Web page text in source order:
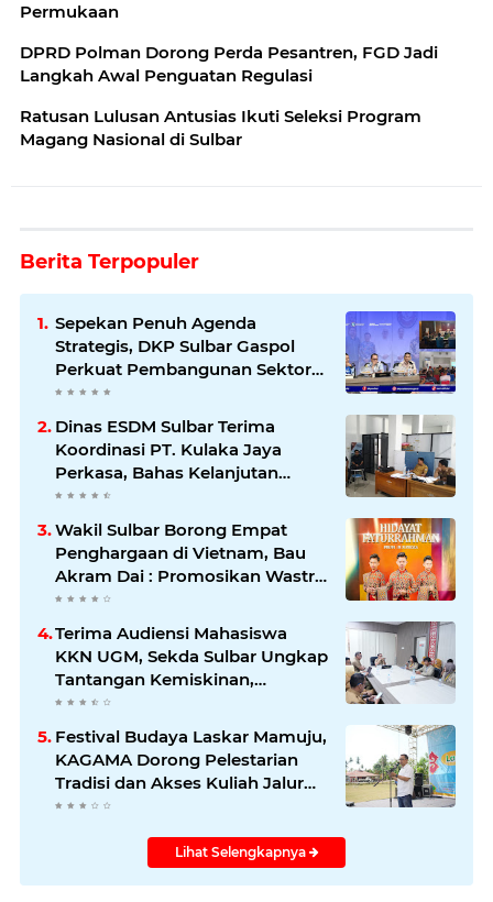
Permukaan
DPRD Polman Dorong Perda Pesantren, FGD Jadi
Langkah Awal Penguatan Regulasi
Ratusan Lulusan Antusias Ikuti Seleksi Program
Magang Nasional di Sulbar
Berita Terpopuler
Sepekan Penuh Agenda
Strategis, DKP Sulbar Gaspol
Perkuat Pembangunan Sektor
Kelautan dan Perikanan
Dinas ESDM Sulbar Terima
Koordinasi PT. Kulaka Jaya
Perkasa, Bahas Kelanjutan
Pengelolaan IUP
Wakil Sulbar Borong Empat
Penghargaan di Vietnam, Bau
Akram Dai : Promosikan Wastra
dan Budaya Sulawesi Barat ke
Panggung Dunia
Terima Audiensi Mahasiswa
KKN UGM, Sekda Sulbar Ungkap
Tantangan Kemiskinan,
Stunting, dan Pendidikan
Festival Budaya Laskar Mamuju,
KAGAMA Dorong Pelestarian
Tradisi dan Akses Kuliah Jalur
Afirmasi di UGM
Lihat Selengkapnya